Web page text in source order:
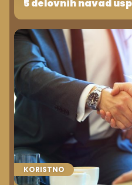
5 delovnih navad
KORISTNO